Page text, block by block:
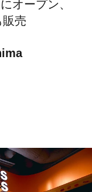
オープン、
販売